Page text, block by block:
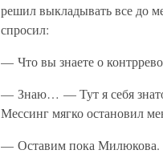
решил выкладывать все до
спросил:
— Что вы знаете о
— Знаю… — Тут я себя
Мессинг мягко остановил
— Оставим пока Милюкова.